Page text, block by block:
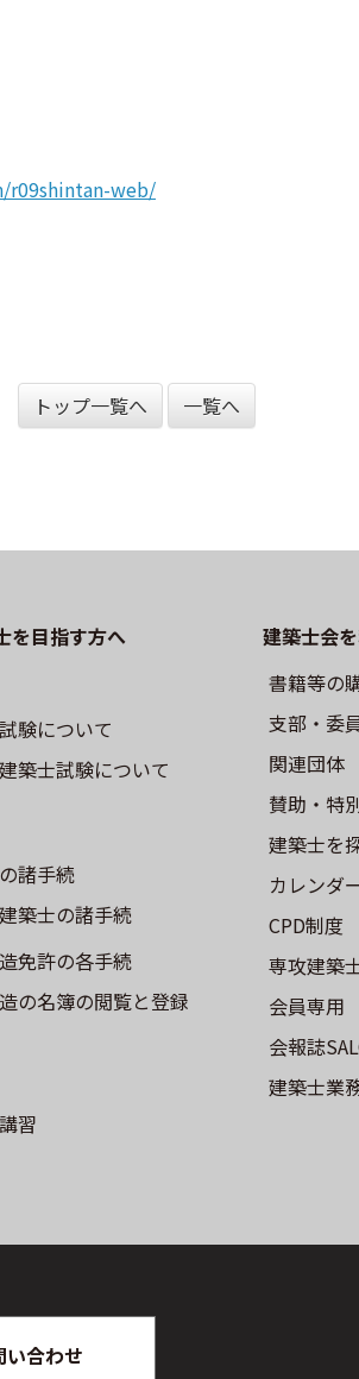
r09shintan-web/
トップ一覧へ 一覧へ
を目指す方へ
験について
築⼠試験について
諸手続
築士の諸手続
免許の各手続
の名簿の閲覧と登録
習
建築士会
書籍等の
⽀部・委
関連団体
賛助・特
建築士を
カレンダ
CPD制度
専攻建築
会員専用
会報誌
建築士業
い合わせ